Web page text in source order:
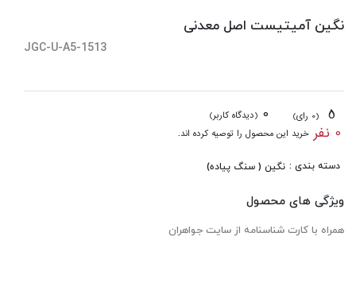
نگین آمیتیست اصل معدنی
JGC-U-A5-1513
(0 رای) 0 (دیدگاه کاربر)
0 نفر خرید این محصول را توصیه کرده اند.
دسته بندی : نگین ( سنگ پیاده)
ویژگی های محصول
همراه با کارت شناسنامه از سایت جواهران